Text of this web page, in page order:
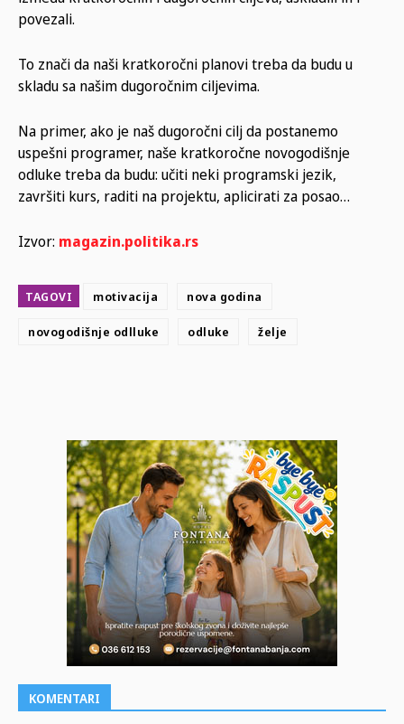
povezali.
To znači da naši kratkoročni planovi treba da budu u
skladu sa našim dugoročnim ciljevima.
Na primer, ako je naš dugoročni cilj da postanemo
uspešni programer, naše kratkoročne novogodišnje
odluke treba da budu: učiti neki programski jezik,
završiti kurs, raditi na projektu, aplicirati za posao…
Izvor: magazin.politika.rs
TAGOVI motivacija nova godina
novogodišnje odlluke odluke želje
KOMENTARI